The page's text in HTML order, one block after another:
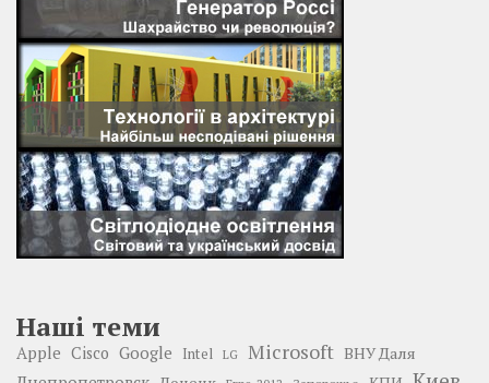
Наші теми
Apple Cisco Google Intel LG Microsoft ВНУ Даля